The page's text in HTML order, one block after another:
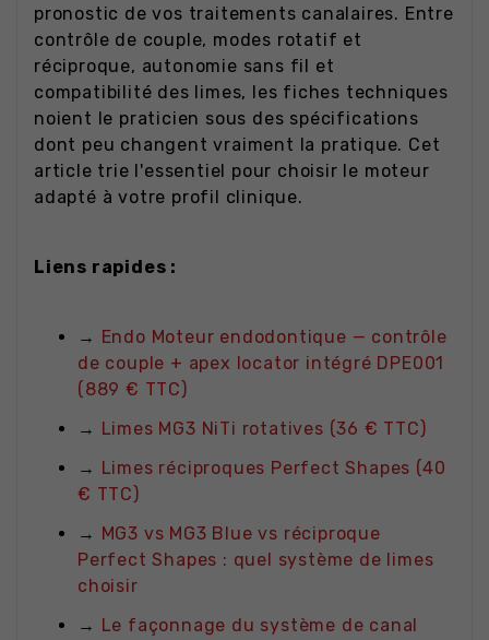
pronostic de vos traitements canalaires. Entre
contrôle de couple, modes rotatif et
réciproque, autonomie sans fil et
compatibilité des limes, les fiches techniques
noient le praticien sous des spécifications
dont peu changent vraiment la pratique. Cet
article trie l'essentiel pour choisir le moteur
adapté à votre profil clinique.
Liens rapides :
→ Endo Moteur endodontique — contrôle
de couple + apex locator intégré DPE001
(889 € TTC)
→ Limes MG3 NiTi rotatives (36 € TTC)
→ Limes réciproques Perfect Shapes (40
€ TTC)
→ MG3 vs MG3 Blue vs réciproque
Perfect Shapes : quel système de limes
choisir
→ Le façonnage du système de canal